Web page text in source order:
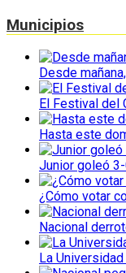
Municipios
Desde
El Festival del
Hasta este
Junior goleó
¿Cómo votar
Nacional
La